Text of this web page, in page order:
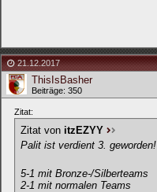
21.12.2017
ThisIsBasher
Beiträge: 350
Zitat:
Zitat von itzEZYY
Palit ist verdient 3. geworden!
5-1 mit Bronze-/Silberteams
2-1 mit normalen Teams